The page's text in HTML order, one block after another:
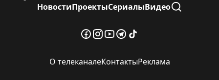
НовостиПроектыСериалыВидео
О телеканалеКонтактыРеклама